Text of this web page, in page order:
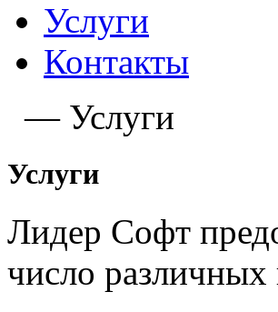
Услуги
Контакты
— Услуги
Услуги
Лидер Софт
число